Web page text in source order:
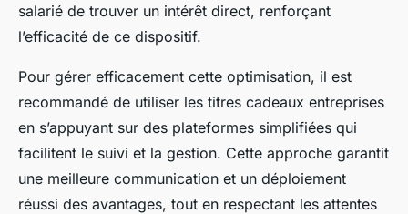
salarié de trouver un intérêt direct, renforçant
l’efficacité de ce dispositif.
Pour gérer efficacement cette optimisation, il est
recommandé de utiliser les titres cadeaux entreprises
en s’appuyant sur des plateformes simplifiées qui
facilitent le suivi et la gestion. Cette approche garantit
une meilleure communication et un déploiement
réussi des avantages, tout en respectant les attentes